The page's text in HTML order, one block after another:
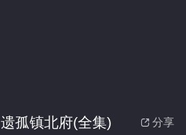
 分享
遗孤镇北府(全集)